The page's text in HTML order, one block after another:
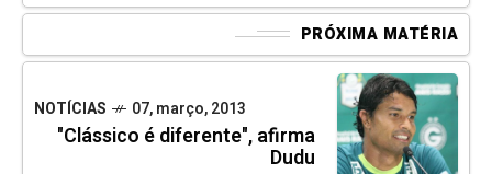
PRÓXIMA MATÉRIA
NOTÍCIAS 07, março, 2013
"Clássico é diferente", afirma
Dudu